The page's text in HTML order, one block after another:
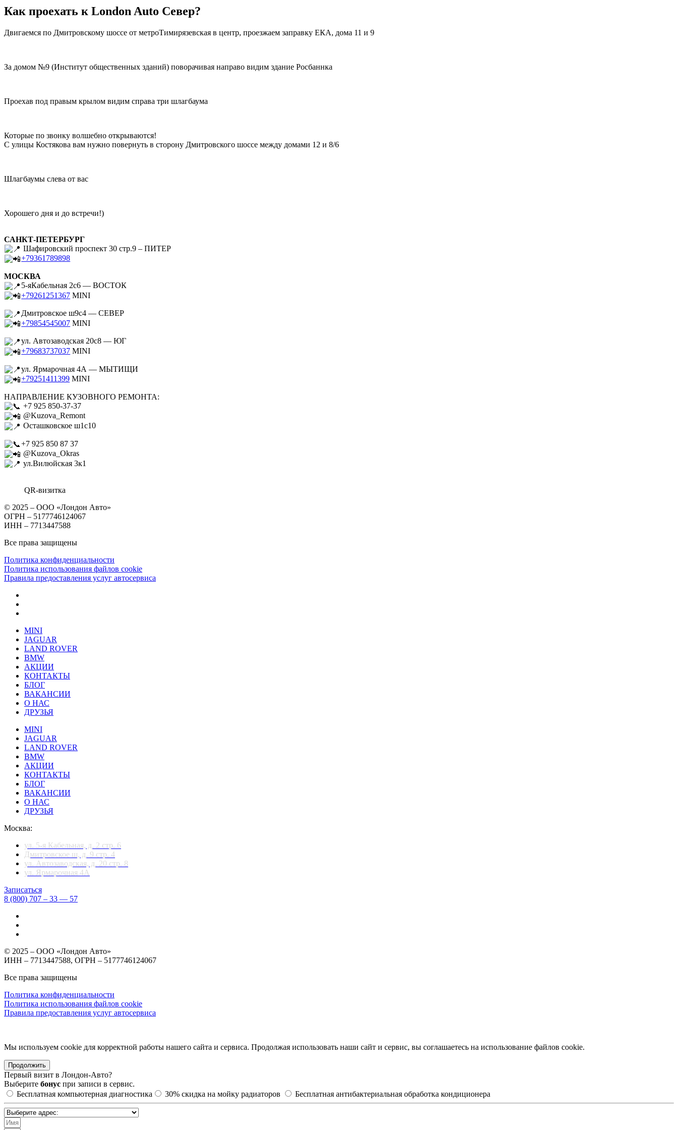
Как проехать к London Auto Север?
Двигаемся по Дмитровскому шоссе от метроТимирязевская в центр, проезжаем заправку ЕКА, дома 11 и 9
За домом №9 (Институт общественных зданий) поворачивая направо видим здание Росбаннка
Проехав под правым крылом видим справа три шлагбаума
Которые по звонку волшебно открываются!
С улицы Костякова вам нужно повернуть в сторону Дмитровского шоссе между домами 12 и 8/6
Шлагбаумы слева от вас
Хорошего дня и до встречи!)
САНКТ-ПЕТЕРБУРГ
Шафировский проспект 30 стр.9 – ПИТЕР
+79361789898
МОСКВА
5-яКабельная 2с6 — ВОСТОК
+79261251367 MINI
Дмитровское ш9с4 — СЕВЕР
+79854545007 MINI
ул. Автозаводская 20с8 — ЮГ
+79683737037 MINI
ул. Ярмарочная 4А — МЫТИЩИ
+79251411399 MINI
НАПРАВЛЕНИЕ КУЗОВНОГО РЕМОНТА:
+7 925 850-37-37
@Kuzova_Remont
Осташковское ш1с10
+7 925 850 87 37
@Kuzova_Okras
ул.Вилюйская 3к1
QR-визитка
© 2025 – ООО «Лондон Авто»
ОГРН – 5177746124067
ИНН – 7713447588
Все права защищены
Политика конфиденциальности
Политика использования файлов cookie
Правила предоставления услуг автосервиса
MINI
JAGUAR
LAND ROVER
BMW
АКЦИИ
КОНТАКТЫ
БЛОГ
ВАКАНСИИ
О НАС
ДРУЗЬЯ
MINI
JAGUAR
LAND ROVER
BMW
АКЦИИ
КОНТАКТЫ
БЛОГ
ВАКАНСИИ
О НАС
ДРУЗЬЯ
Москва:
ул. 5-я Кабельная, д. 2 стр. 6
Дмитровское ш, д. 9 стр. 4
ул. Автозаводская, д. 20 стр. 8
ул. Ярмарочная 4А
Записаться
8 (800) 707 – 33 — 57
© 2025 – ООО «Лондон Авто»
ИНН – 7713447588, ОГРН – 5177746124067
Все права защищены
Политика конфиденциальности
Политика использования файлов cookie
Правила предоставления услуг автосервиса
Мы используем cookie для корректной работы нашего сайта и сервиса. Продолжая использовать наши сайт и сервис, вы соглашаетесь на использование файлов сookie.
Продолжить
Первый визит в Лондон-Авто?
Выберите бонус при записи в сервис.
Бесплатная компьютерная диагностика
30% скидка на мойку радиаторов Бесплатная антибактериальная обработка кондиционера